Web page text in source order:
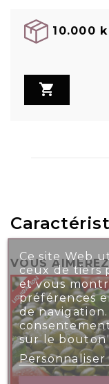
10.000

VOUS
Ce site Web
ceux de tiers
et vous
préférences
de
sur le bouton
Personnaliser